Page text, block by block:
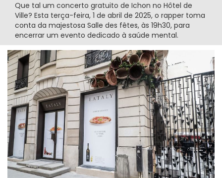
Que tal um concerto gratuito de Ichon no Hôtel de
Ville? Esta terça-feira, 1 de abril de 2025, o rapper toma
conta da majestosa Salle des fêtes, às 19h30, para
encerrar um evento dedicado à saúde mental.